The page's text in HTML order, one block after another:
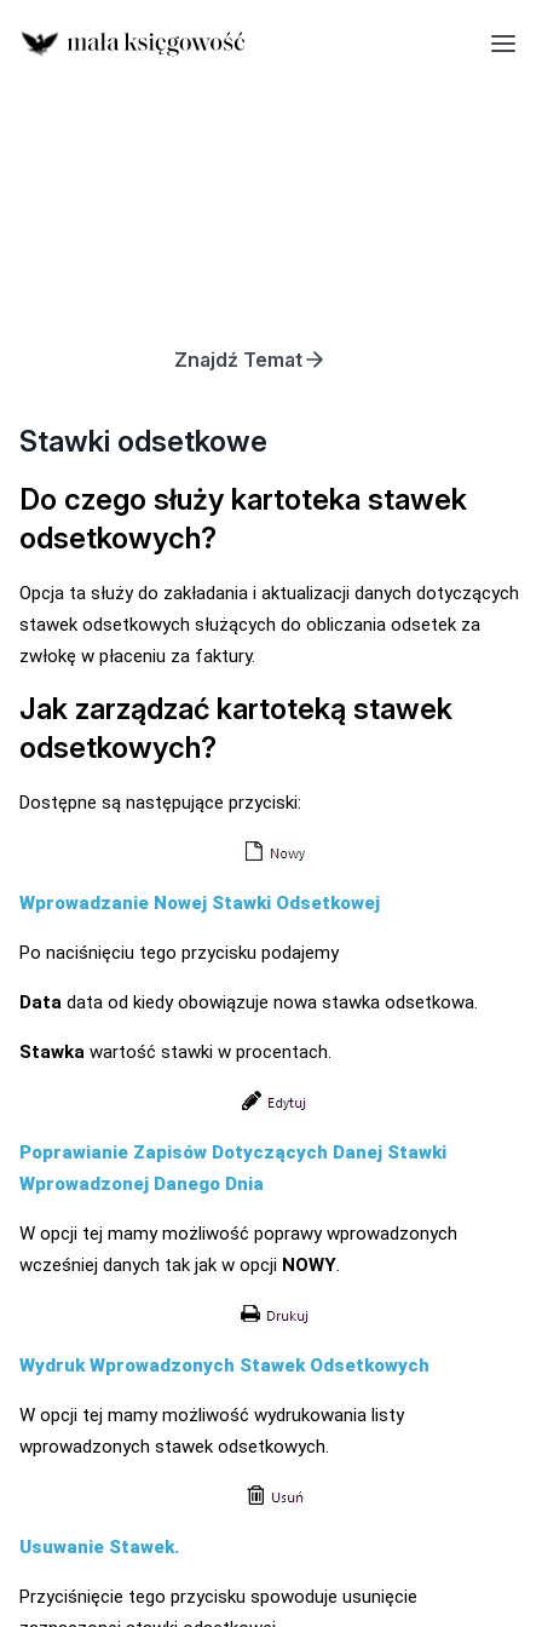
Znajdź Temat
Stawki odsetkowe
Do czego służy kartoteka stawek
odsetkowych?
Opcja ta służy do zakładania i aktualizacji danych dotyczących
stawek odsetkowych służących do obliczania odsetek za
zwłokę w płaceniu za faktury.
Jak zarządzać kartoteką stawek
odsetkowych?
Dostępne są następujące przyciski:
Wprowadzanie Nowej Stawki Odsetkowej
Po naciśnięciu tego przycisku podajemy
Data data od kiedy obowiązuje nowa stawka odsetkowa.
Stawka wartość stawki w procentach.
Poprawianie Zapisów Dotyczących Danej Stawki
Wprowadzonej Danego Dnia
W opcji tej mamy możliwość poprawy wprowadzonych
wcześniej danych tak jak w opcji NOWY.
Wydruk Wprowadzonych Stawek Odsetkowych
W opcji tej mamy możliwość wydrukowania listy
wprowadzonych stawek odsetkowych.
Usuwanie Stawek.
Przyciśnięcie tego przycisku spowoduje usunięcie